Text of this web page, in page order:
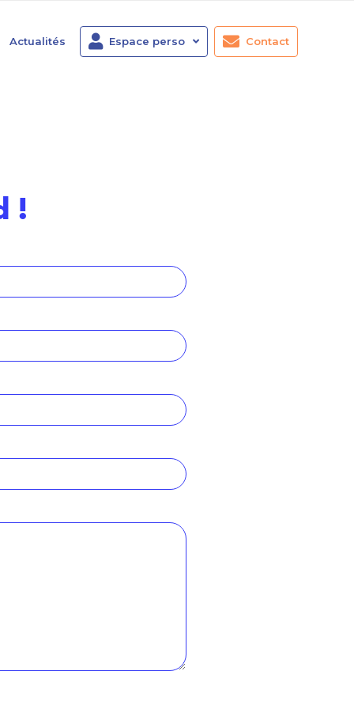
Actualités Espace perso Contact
!